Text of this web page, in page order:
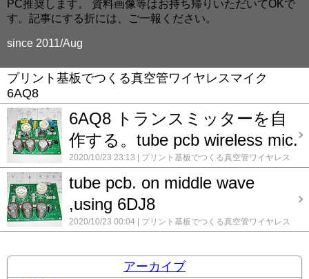
PC推奨します。 資料画像等はお持ち帰りいただいてOKで
す。記事にする折には、ご一報ください。
since 2011/Aug
プリント基板でつくる真空管ワイヤレスマイク
6AQ8
6AQ8 トランスミッターを自
作する。tube pcb wireless mic.
2020/10/23 23:13
プリント基板でつくる真空管ワイヤレス
マイク 6AQ8
コメント(0)
tube pcb. on middle wave
,using 6DJ8
2020/10/23 00:04
プリント基板でつくる真空管ワイヤレス
マイク 6AQ8
録録 ★ コメント(0)
アーカイブ